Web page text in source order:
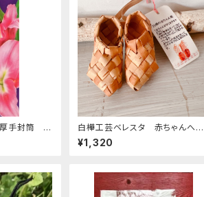
手封筒 E
白樺工芸ベレスタ 赤ちゃんへの
お祝いにもぴったり「小さな小さな
¥1,320